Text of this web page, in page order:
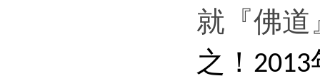
就『佛
之！ 2013